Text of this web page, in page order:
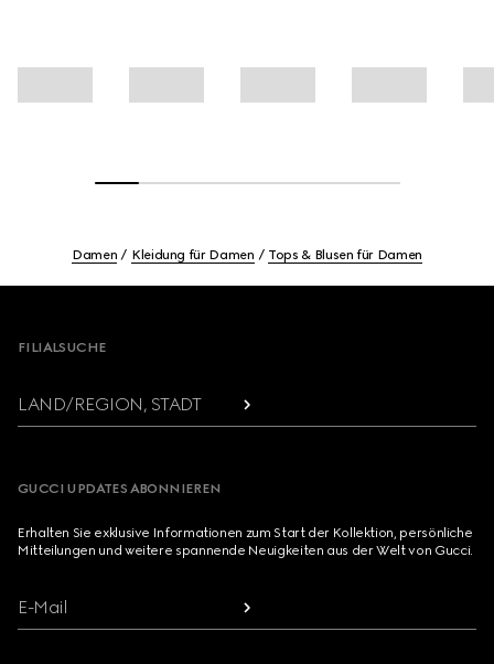
Damen Kleidung für Damen Tops & Blusen für Damen
FILIALSUCHE
LAND/REGION, STADT
GUCCI UPDATES ABONNIEREN
Erhalten Sie exklusive Informationen zum Start der Kollektion, persönliche
Mitteilungen und weitere spannende Neuigkeiten aus der Welt von Gucci.
E-Mail